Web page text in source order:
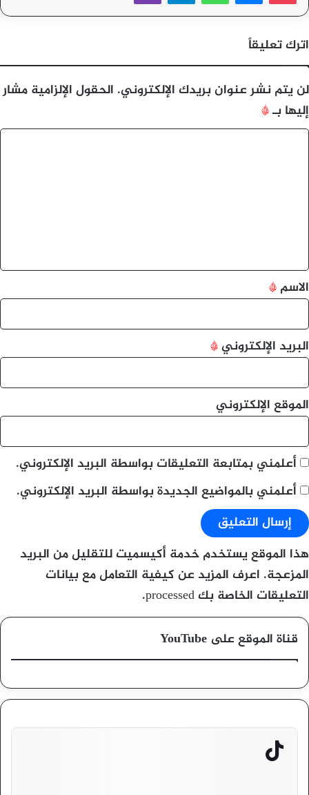
اترك تعليقاً
لن يتم نشر عنوان بريدك الإلكتروني. الحقول الإلزامية مشار
إليها بـ*
ق
*
الاسم *
البريد الإلكتروني*
الموقع الإلكتروني
أعلمني بمتابعة التعليقات بواسطة البريد الإلكتروني.
أعلمني بالمواضيع الجديدة بواسطة البريد الإلكتروني.
هذا الموقع يستخدم خدمة أكيسميت للتقليل من البريد
المزعجة. اعرف المزيد عن كيفية التعامل مع بيانات
التعليقات الخاصة بك processed
.
قناة الموقع على YouTube